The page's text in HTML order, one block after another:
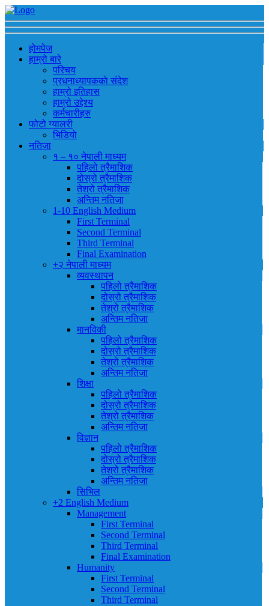
होमपेज
हाम्रो बारे
परिचय
प्रधनाध्यापककाे संदेश
हाम्रो इतिहास
हाम्रो उद्देश्य
कर्मचारीहरु
फोटो ग्यालरी
भिडियाे
नतिजा
१ – १० नेपाली माध्यम
पहिलो त्रैमाशिक
दोस्रो त्रैमाशिक
तेश्रो त्रैमाशिक
अन्तिम नतिजा
1-10 English Medium
First Terminal
Second Terminal
Third Terminal
Final Examination
+२ नेपाली माध्यम
व्यवस्थापन
पहिलो त्रैमाशिक
दोस्रो त्रैमाशिक
तेश्रो त्रैमाशिक
अन्तिम नतिजा
मानविकी
पहिलो त्रैमाशिक
दोस्रो त्रैमाशिक
तेश्रो त्रैमाशिक
अन्तिम नतिजा
शिक्षा
पहिलो त्रैमाशिक
दोस्रो त्रैमाशिक
तेश्रो त्रैमाशिक
अन्तिम नतिजा
विज्ञान
पहिलो त्रैमाशिक
दोस्रो त्रैमाशिक
तेश्रो त्रैमाशिक
अन्तिम नतिजा
सिभिल
+2 English Medium
Management
First Terminal
Second Terminal
Third Terminal
Final Examination
Humanity
First Terminal
Second Terminal
Third Terminal